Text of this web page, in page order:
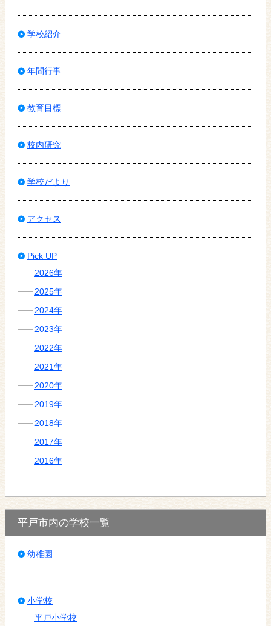
学校紹介
年間行事
教育目標
校内研究
学校だより
アクセス
Pick UP
2026年
2025年
2024年
2023年
2022年
2021年
2020年
2019年
2018年
2017年
2016年
平戸市内の学校一覧
幼稚園
小学校
平戸小学校